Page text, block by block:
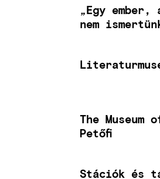
„Egy
nem
The
Petőfi
Stációk és